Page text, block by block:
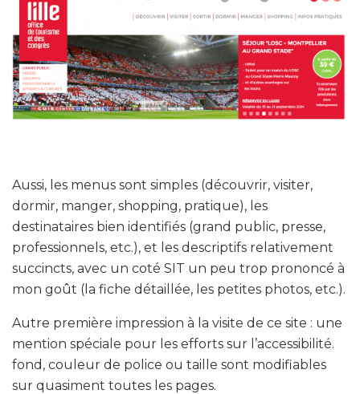
Aussi, les menus sont simples (découvrir, visiter,
dormir, manger, shopping, pratique), les
destinataires bien identifiés (grand public, presse,
professionnels, etc.), et les descriptifs relativement
succincts, avec un coté SIT un peu trop prononcé à
mon goût (la fiche détaillée, les petites photos, etc.).
Autre première impression à la visite de ce site : une
mention spéciale pour les efforts sur l’accessibilité.
fond, couleur de police ou taille sont modifiables
sur quasiment toutes les pages.